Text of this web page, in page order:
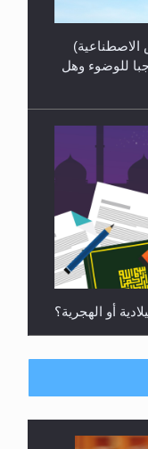
أو الهجرية؟
وغير